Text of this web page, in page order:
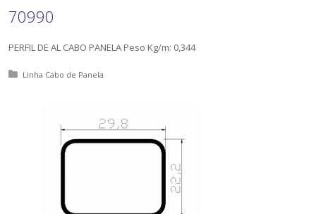
70990
PERFIL DE AL CABO PANELA Peso Kg/m: 0,344
Posted in:
Linha Cabo de Panela